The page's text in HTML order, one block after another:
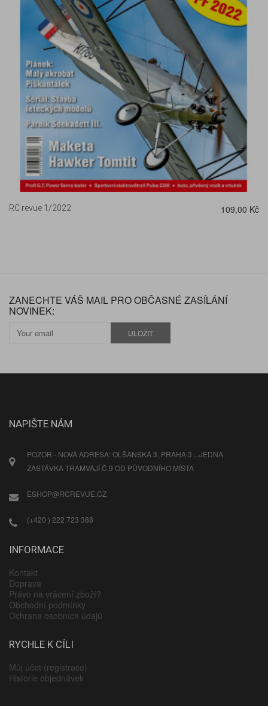
RC revue 1/2022 109,00 Kč
DETAIL
ZANECHTE VÁŠ MAIL PRO OBČASNÉ ZASÍLÁNÍ
NOVINEK:
ULOŽIT
NAPIŠTE NÁM
POZOR - NOVÁ ADRESA: OLŠANSKÁ 3, PRAHA 3 ...JEDNA
ZASTÁVKA TRAMVAJÍ Č.9 OD PŮVODNÍHO MÍSTA
ESHOP@RCREVUE.CZ
(+420 ) 222 723 388
INFORMACE
Kontakt
Doprava
Právo na vrácení zboží?
Obchodní podmínky
Ochrana osobních údajů
RYCHLE K CÍLI
Můj účet (registrace)
Historie objednávek